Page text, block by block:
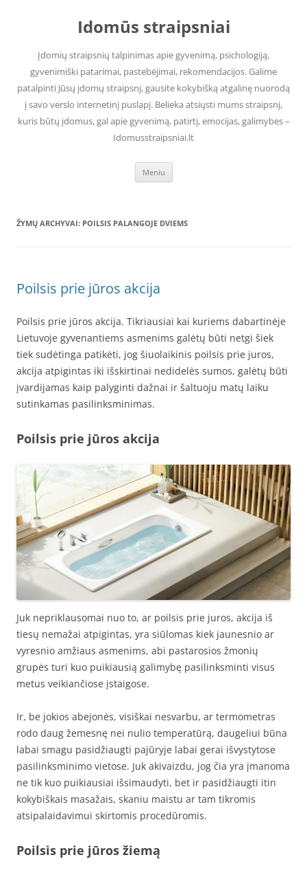
Idomūs straipsniai
Įdomių straipsnių talpinimas apie gyvenimą, psichologiją,
gyvenimiški patarimai, pastebėjimai, rekomendacijos. Galime
patalpinti Jūsų įdomų straipsnį, gausite kokybišką atgalinę nuorodą
į savo verslo internetinį puslapį. Belieka atsiųsti mums straipsnį,
kuris būtų įdomus, gal apie gyvenimą, patirtį, emocijas, galimybes –
Idomusstraipsniai.lt
Meniu
ŽYMŲ ARCHYVAI: POILSIS PALANGOJE DVIEMS
Poilsis prie jūros akcija
Poilsis prie jūros akcija. Tikriausiai kai kuriems dabartinėje
Lietuvoje gyvenantiems asmenims galėtų būti netgi šiek
tiek sudėtinga patikėti, jog šiuolaikinis poilsis prie juros,
akcija atpigintas iki išskirtinai nedidelės sumos, galėtų būti
įvardijamas kaip palyginti dažnai ir šaltuoju matų laiku
sutinkamas pasilinksminimas.
Poilsis prie jūros akcija
Juk nepriklausomai nuo to, ar poilsis prie juros, akcija iš
tiesų nemažai atpigintas, yra siūlomas kiek jaunesnio ar
vyresnio amžiaus asmenims, abi pastarosios žmonių
grupės turi kuo puikiausią galimybę pasilinksminti visus
metus veikiančiose įstaigose.
Ir, be jokios abejonės, visiškai nesvarbu, ar termometras
rodo daug žemesnę nei nulio temperatūrą, daugeliui būna
labai smagu pasidžiaugti pajūryje labai gerai išvystytose
pasilinksminimo vietose. Juk akivaizdu, jog čia yra įmanoma
ne tik kuo puikiausiai išsimaudyti, bet ir pasidžiaugti itin
kokybiškais masažais, skaniu maistu ar tam tikromis
atsipalaidavimui skirtomis procedūromis.
Poilsis prie jūros žiemą